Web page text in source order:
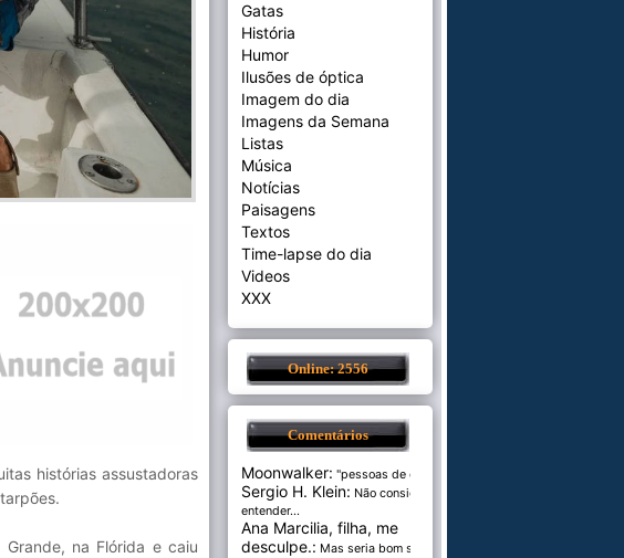
histórias assustadoras
na Flórida e caiu
Gatas
História
Humor
Ilusões de óptica
Imagem do dia
Imagens da Semana
Listas
Música
Notícias
Paisagens
Textos
Time-lapse do dia
Videos
XXX
Online: 2556
Comentários
Moonwalker: "pessoas de cer...
Sergio H. Klein: Não consigo
entender...
Ana Marcilia, filha, me
desculpe.: Mas seria bom se